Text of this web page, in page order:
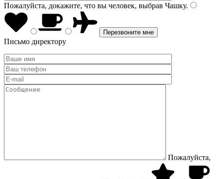
Пожалуйста, докажите, что вы человек, выбрав Чашку.
Письмо директору
Пожалуйста,